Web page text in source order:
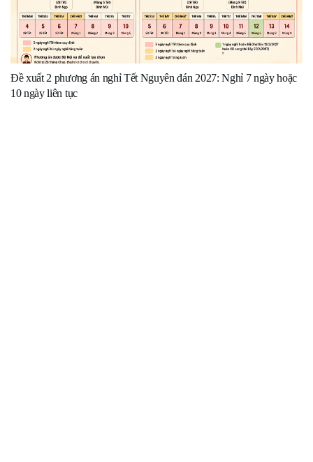
Đề xuất 2 phương án nghỉ Tết Nguyên đán 2027: Nghỉ 7 ngày hoặc
10 ngày liên tục